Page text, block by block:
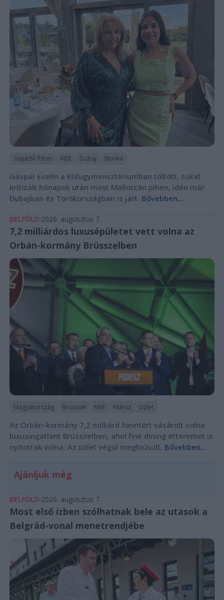
Szijjártó Péter NER Dubaj Munka
Gáspár Evelin a Külügyminisztériumban töltött, sokat
kritizált hónapok után most Mallorcán pihen, idén már
Dubajban és Törökországban is járt. Bővebben...
BELFÖLD 2026. augusztus 7.
7,2 milliárdos luxusépületet vett volna az
Orbán-kormány Brüsszelben
Magyarország Brüsszel NER Fidesz Üzlet
Az Orbán-kormány 7,2 milliárd forintért vásárolt volna
luxusingatlant Brüsszelben, ahol fine dining étteremet is
nyitottak volna. Az üzlet végül meghiúsult. Bővebben...
Ajánljuk még
BELFÖLD 2026. augusztus 7.
Most első ízben szólhatnak bele az utasok a
Belgrád-vonal menetrendjébe